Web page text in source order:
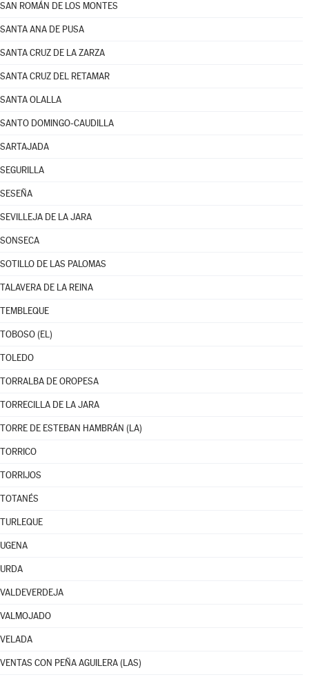
SAN ROMÁN DE LOS MONTES
SANTA ANA DE PUSA
SANTA CRUZ DE LA ZARZA
SANTA CRUZ DEL RETAMAR
SANTA OLALLA
SANTO DOMINGO-CAUDILLA
SARTAJADA
SEGURILLA
SESEÑA
SEVILLEJA DE LA JARA
SONSECA
SOTILLO DE LAS PALOMAS
TALAVERA DE LA REINA
TEMBLEQUE
TOBOSO (EL)
TOLEDO
TORRALBA DE OROPESA
TORRECILLA DE LA JARA
TORRE DE ESTEBAN HAMBRÁN (LA)
TORRICO
TORRIJOS
TOTANÉS
TURLEQUE
UGENA
URDA
VALDEVERDEJA
VALMOJADO
VELADA
VENTAS CON PEÑA AGUILERA (LAS)